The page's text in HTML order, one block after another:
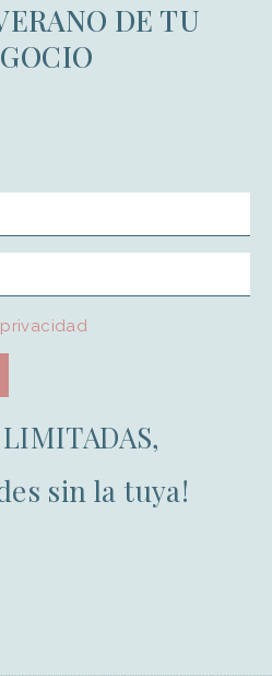
DE TU
sin la tuya!